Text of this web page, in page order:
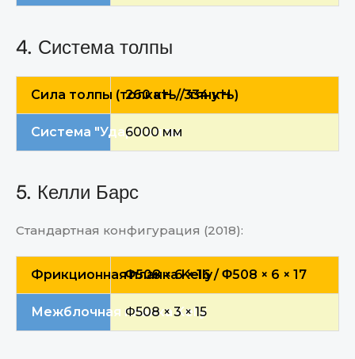
4. Система толпы
Сила толпы (толкать / тянуть)
260 кН / 334 кН
Система "Удар толпы
6000 мм
5. Келли Барс
Стандартная конфигурация (2018):
Фрикционная планка KellyΦ508 × 6 × 16 / Φ508 × 6 × 17
Межблочная планка Kelly
Φ508 × 3 × 15